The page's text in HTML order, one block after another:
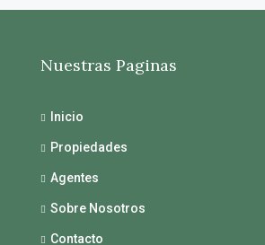
Nuestras Paginas
Inicio
Propiedades
Agentes
Sobre Nosotros
Contacto